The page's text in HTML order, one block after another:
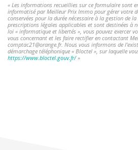
« Les informations recueillies sur ce formulaire sont
informatisé par Meilleur Prix Immo pour gérer votre
conservées pour la durée nécessaire à la gestion de
prescriptions légales applicables et sont destinées à
loi « informatique et libertés », vous pouvez exercer
vous concernant et les faire rectifier en contactant
comptac21@orange.fr. Nous vous informons de
démarchage téléphonique « Bloctel », sur laquelle
https://www.bloctel.gouv.fr/»